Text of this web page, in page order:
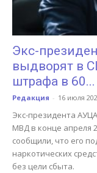
Экс-
выдворят в
штрафа в 60...
Редакция - 16 июля
Экс-президента
МВД в конце апреля
сообщили, что его
наркотических
без цели сбыта.